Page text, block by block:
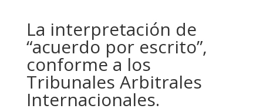
La interpretación de
“acuerdo por escrito”,
conforme a los
Tribunales Arbitrales
Internacionales.